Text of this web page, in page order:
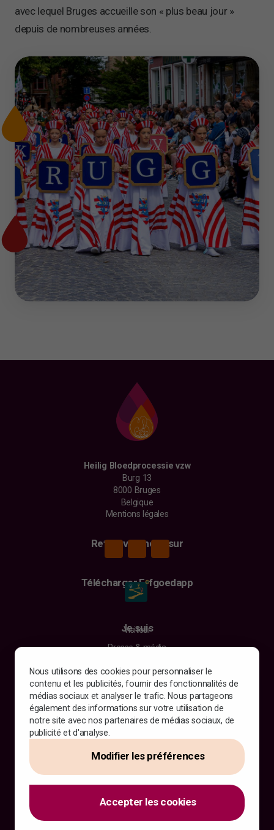
avec lequel Bruges accueille son « plus beau jour »
depuis de nombreuses années.
Nous utilisons des cookies pour personnaliser le
contenu et les publicités, fournir des fonctionnalités de
médias sociaux et analyser le trafic. Nous partageons
également des informations sur votre utilisation de
notre site avec nos partenaires de médias sociaux, de
publicité et d'analyse.
Modifier les préférences
Accepter les cookies
Heilig Bloedprocessie vzw
Burg 13
8000 Bruges
Belgique
Mentions légales
Retrouvez-nous sur
Télécharger Erfgoedapp
Je suis
Visiteur
Presse & média
Événement
Programme
Informations pratiques
Infos
Historique
Contact